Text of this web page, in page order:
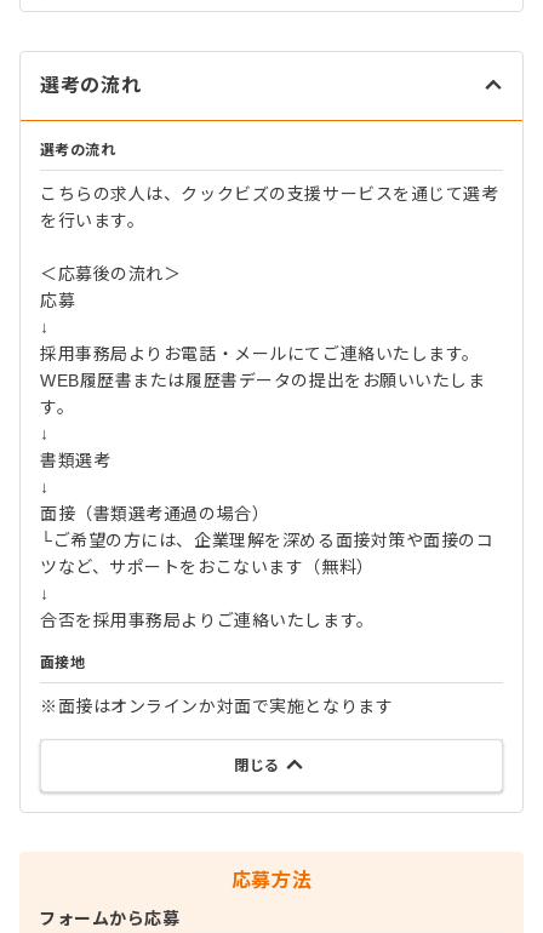
選考の流れ
選考の流れ
こちらの求人は、クックビズの支援サービスを通じて選考
を行います。
＜応募後の流れ＞
応募
↓
採用事務局よりお電話・メールにてご連絡いたします。
WEB履歴書または履歴書データの提出をお願いいたしま
す。
↓
書類選考
↓
面接（書類選考通過の場合）
└ご希望の方には、企業理解を深める面接対策や面接のコ
ツなど、サポートをおこないます（無料）
↓
合否を採用事務局よりご連絡いたします。
面接地
※面接はオンラインか対面で実施となります
閉じる
応募方法
フォームから応募